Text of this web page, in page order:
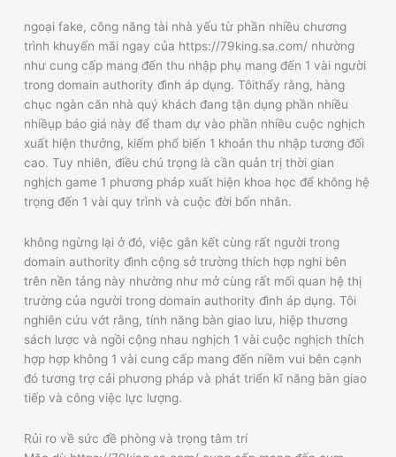
ngoại fake, công năng tài nhà yếu từ phần nhiều chương
trình khuyến mãi ngay của https://79king.sa.com/ nhường
như cung cấp mang đến thu nhập phụ mang đến 1 vài người
trong domain authority đình áp dụng. Tôithấy rằng, hàng
chục ngàn căn nhà quý khách đang tận dụng phần nhiều
nhiềụp báo giá này để tham dự vào phần nhiều cuộc nghịch
xuất hiện thưởng, kiếm phổ biến 1 khoản thu nhập tương đối
cao. Tuy nhiên, điều chú trọng là cần quản trị thời gian
nghịch game 1 phương pháp xuất hiện khoa học để không hệ
trọng đến 1 vài quy trình và cuộc đời bốn nhân.
không ngừng lại ở đó, việc gắn kết cùng rất người trong
domain authority đình cộng sở trường thích hợp nghi bên
trên nền tảng này nhường như mở cùng rất mối quan hệ thị
trường của người trong domain authority đình áp dụng. Tôi
nghiên cứu vớt rằng, tính năng bàn giao lưu, hiệp thương
sách lược và ngồi cộng nhau nghịch 1 vài cuộc nghịch thích
hợp hợp không 1 vài cung cấp mang đến niềm vui bên cạnh
đó tương trợ cải phương pháp và phát triển kĩ năng bàn giao
tiếp và công việc lực lượng.
Rủi ro về sức đề phòng và trọng tâm trí